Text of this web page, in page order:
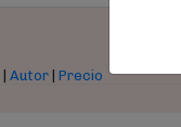
|Autor |Precio